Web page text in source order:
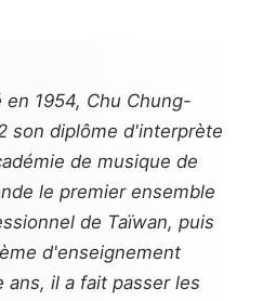
en 1954, Chu Chung-
son diplôme d'interprète
de musique de
le premier ensemble
de Taïwan, puis
d'enseignement
ans, il a fait passer les